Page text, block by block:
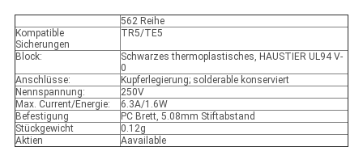
562 Reihe
Kompatible
Sicherungen
TR5/TE5
Block:
Schwarzes thermoplastisches, HAUSTIER UL94 V-
0
Anschlüsse:
Kupferlegierung; solderable konserviert
Nennspannung:
250V
Max. Current/Energie:
6.3A/1.6W
Befestigung
PC Brett, 5.08mm Stiftabstand
Stückgewicht
0.12g
Aktien
Aavailable